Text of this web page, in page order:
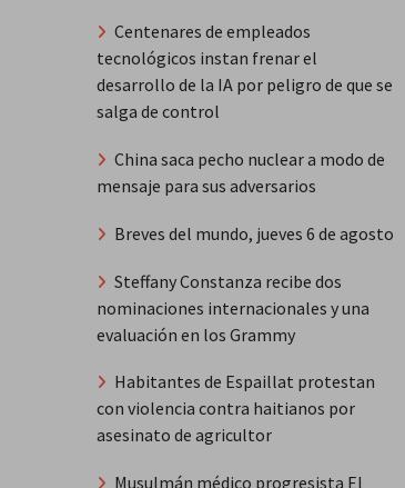
Centenares de empleados
tecnológicos instan frenar el
desarrollo de la IA por peligro de que se
salga de control
China saca pecho nuclear a modo de
mensaje para sus adversarios
Breves del mundo, jueves 6 de agosto
Steffany Constanza recibe dos
nominaciones internacionales y una
evaluación en los Grammy
Habitantes de Espaillat protestan
con violencia contra haitianos por
asesinato de agricultor
Musulmán médico progresista El